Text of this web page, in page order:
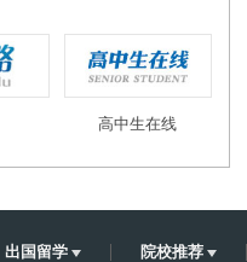
高中生在线
出国留学 院校推荐